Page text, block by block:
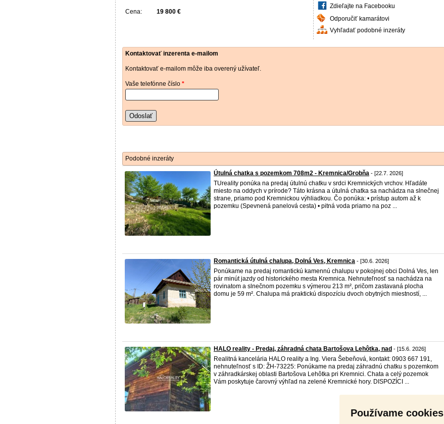
Používame cookies
Cena: 19 800 €
Zdieľajte na Facebooku
Odporučiť kamarátovi
Vyhľadať podobné inzeráty
Kontaktovať inzerenta e-mailom
Kontaktovať e-mailom môže iba overený užívateľ.
Vaše telefónne číslo *
Odoslať
Podobné inzeráty
Útulná chatka s pozemkom 708m2 - Kremnica/Grobňa - [22.7. 2026]
TUreality ponúka na predaj útulnú chatku v srdci Kremnických vrchov. Hľadáte
miesto na oddych v prírode? Táto krásna a útulná chatka sa nachádza na slnečnej
strane, priamo pod Kremnickou výhliadkou. Čo ponúka: • prístup autom až k
pozemku (Spevnená panelová cesta) • pitná voda priamo na poz ...
Romantická útulná chalupa, Dolná Ves, Kremnica - [30.6. 2026]
Ponúkame na predaj romantickú kamennú chalupu v pokojnej obci Dolná Ves, len
pár minút jazdy od historického mesta Kremnica. Nehnuteľnosť sa nachádza na
rovinatom a slnečnom pozemku s výmerou 213 m², pričom zastavaná plocha
domu je 59 m². Chalupa má praktickú dispozíciu dvoch obytných miestností, ...
HALO reality - Predaj, záhradná chata Bartošova Lehôtka, nad - [15.6. 2026]
Realitná kancelária HALO reality a Ing. Viera Šebeňová, kontakt: 0903 667 191,
nehnuteľnosť s ID: ŽH-73225: Ponúkame na predaj záhradnú chatku s pozemkom
v záhradkárskej oblasti Bartošova Lehôtka pri Kremnici. Chata a celý pozemok
Vám poskytuje čarovný výhľad na zelené Kremnické hory. DISPOZÍCI ...